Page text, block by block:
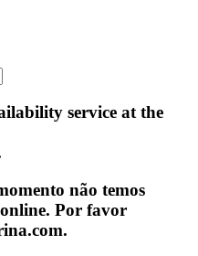
service at the
não temos
Por favor